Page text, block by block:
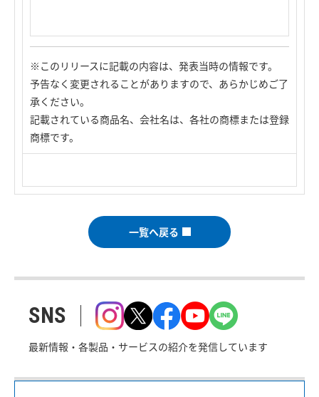
※このリリースに記載の内容は、発表当時の情報です。
予告なく変更されることがありますので、あらかじめご了
承ください。
記載されている商品名、会社名は、各社の商標または登録
商標です。
一覧へ戻る
SNS
最新情報・各製品・サービスの紹介を発信しています